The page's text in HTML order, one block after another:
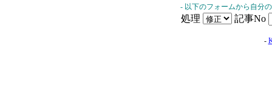
- 以下のフォームから自分
処理 記事No
-